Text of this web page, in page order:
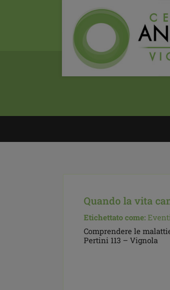
Quando la vita
Etichettato come:
Comprendere le
Pertini 113 – Vignola